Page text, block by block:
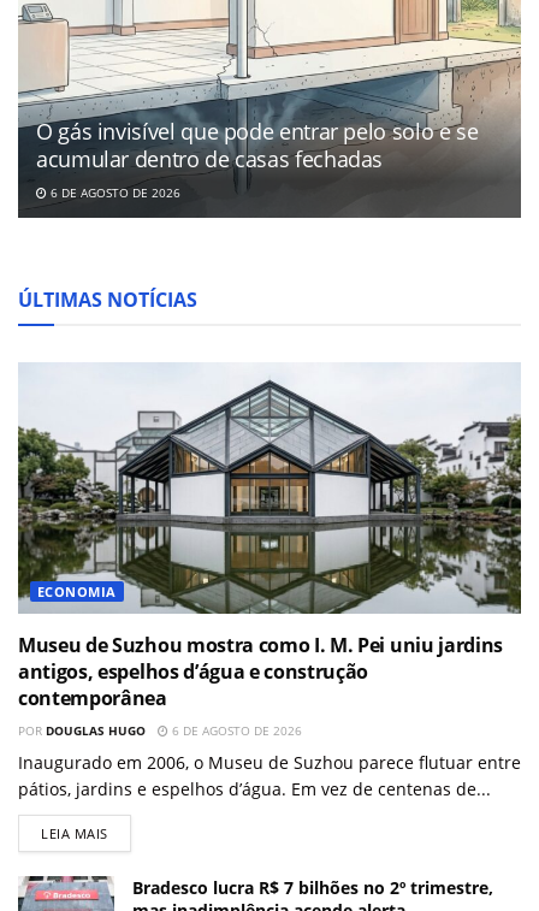
O gás invisível que pode entrar pelo solo e se
acumular dentro de casas fechadas
6 DE AGOSTO DE 2026
ÚLTIMAS NOTÍCIAS
ECONOMIA
Museu de Suzhou mostra como I. M. Pei uniu jardins
antigos, espelhos d’água e construção
contemporânea
POR DOUGLAS HUGO 6 DE AGOSTO DE 2026
Inaugurado em 2006, o Museu de Suzhou parece flutuar entre
pátios, jardins e espelhos d’água. Em vez de centenas de...
LEIA MAIS
Bradesco lucra R$ 7 bilhões no 2º trimestre,